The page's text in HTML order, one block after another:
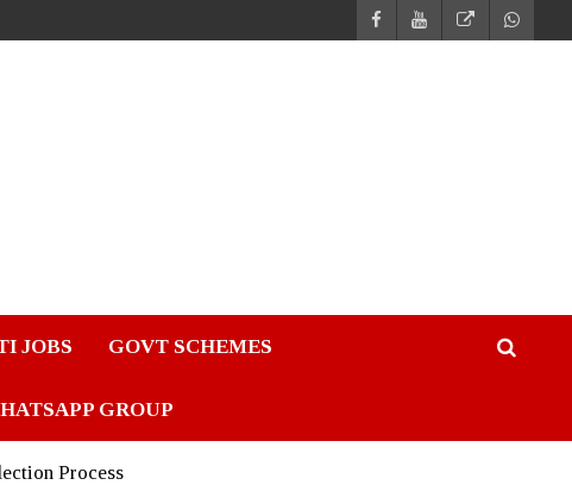
JOBS GOVT SCHEMES
GROUP
Process